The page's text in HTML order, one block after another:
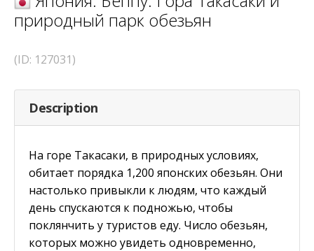
природный парк обезьян
(ID: 127031)
Description
На горе Такасаки, в природных условиях,
обитает порядка 1,200 японских обезьян. Они
настолько привыкли к людям, что каждый
день спускаются к подножью, чтобы
поклянчить у туристов еду. Число обезьян,
которых можно увидеть одновременно,